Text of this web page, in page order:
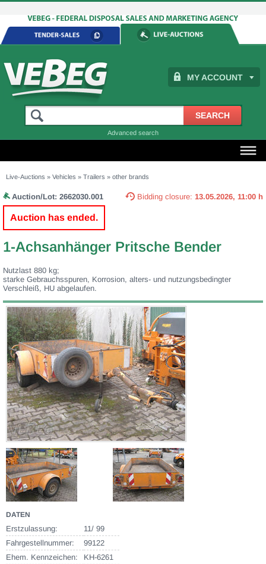
MY ACCOUNT
Advanced search
Live-Auctions » Vehicles » Trailers » other brands
Bidding closure: 13.05.2026, 11:00 h
Auction/Lot: 2662030.001
Auction has ended.
1-Achsanhänger Pritsche Bender
Nutzlast 880 kg;
starke Gebrauchsspuren, Korrosion, alters- und nutzungsbedingter
Verschleiß, HU abgelaufen.
DATEN
Erstzulassung:
11/ 99
Fahrgestellnummer:
99122
Ehem. Kennzeichen:
KH-6261